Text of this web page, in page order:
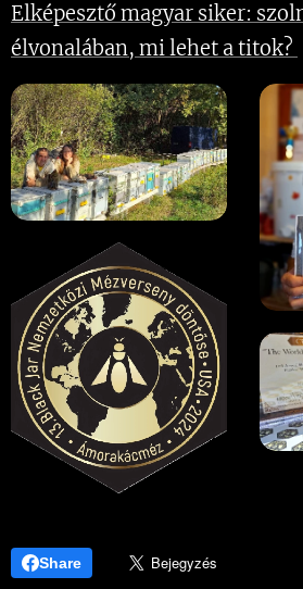
Elképesztő magyar siker:
élvonalában, mi lehet a titok?
Share